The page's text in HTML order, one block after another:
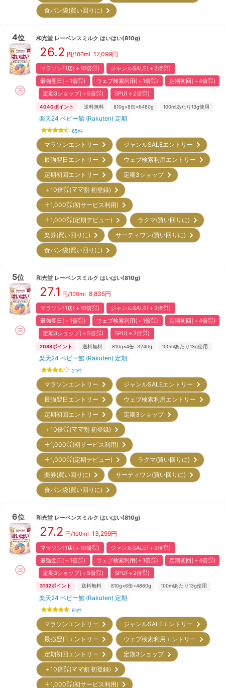
食パン袋(買い回りに)
4位 和光堂 レーベンスミルク はいはい(810g)
26.2 円/100ml 17,099円
マラソン11店(＋10倍㌽)
ジャンルSALE(＋2倍㌽)
最強翌日(＋1倍㌽)
ウェブ検索利用(＋1倍㌽)
定期初回(＋4倍㌽)
定期3ショップ(＋5倍㌽)
SPU(＋2倍㌽)
4040ポイント 送料無料 810g×8缶=6480g 100mlあたり13g使用
楽天24 ベビー館 (Rakuten) 定期
65件
マラソンエントリー
ジャンルSALEエントリー
最強翌日エントリー
ウェブ検索利用エントリー
定期初回エントリー
定期3ショップ
＋10倍㌽(ママ割 初登録)
＋1,000㌽(初サービス利用)
＋1,000㌽(定期デビュー)
ラクマ(買い回りに)
楽券(買い回りに)
サーティワン(買い回りに)
食パン袋(買い回りに)
5位 和光堂 レーベンスミルク はいはい(810g)
27.1 円/100ml 8,835円
マラソン11店(＋10倍㌽)
ジャンルSALE(＋2倍㌽)
最強翌日(＋1倍㌽)
ウェブ検索利用(＋1倍㌽)
定期初回(＋4倍㌽)
定期3ショップ(＋5倍㌽)
SPU(＋2倍㌽)
2088ポイント 送料無料 810g×4缶=3240g 100mlあたり13g使用
楽天24 ベビー館 (Rakuten) 定期
21件
マラソンエントリー
ジャンルSALEエントリー
最強翌日エントリー
ウェブ検索利用エントリー
定期初回エントリー
定期3ショップ
＋10倍㌽(ママ割 初登録)
＋1,000㌽(初サービス利用)
＋1,000㌽(定期デビュー)
ラクマ(買い回りに)
楽券(買い回りに)
サーティワン(買い回りに)
食パン袋(買い回りに)
6位 和光堂 レーベンスミルク はいはい(810g)
27.2 円/100ml 13,299円
マラソン11店(＋10倍㌽)
ジャンルSALE(＋2倍㌽)
最強翌日(＋1倍㌽)
ウェブ検索利用(＋1倍㌽)
定期初回(＋4倍㌽)
定期3ショップ(＋5倍㌽)
SPU(＋2倍㌽)
3132ポイント 送料無料 810g×6缶=4860g 100mlあたり13g使用
楽天24 ベビー館 (Rakuten) 定期
91件
マラソンエントリー
ジャンルSALEエントリー
最強翌日エントリー
ウェブ検索利用エントリー
定期初回エントリー
定期3ショップ
＋10倍㌽(ママ割 初登録)
＋1,000㌽(初サービス利用)